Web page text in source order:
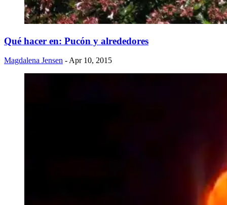
​Qué hacer en: Pucón y alrededores
Magdalena Jensen - Apr 10, 2015